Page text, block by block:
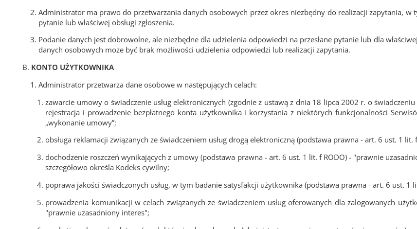
Administrator ma prawo do przetwarzania danych osobowych przez okres niezbędny do realizacji zapytania,
pytanie lub właściwej obsługi zgłoszenia.
Podanie danych jest dobrowolne, ale niezbędne dla udzielenia odpowiedzi na przesłane pytanie lub dla
danych osobowych może być brak możliwości udzielenia odpowiedzi lub realizacji zapytania.
KONTO UŻYTKOWNIKA
Administrator przetwarza dane osobowe w następujących celach:
zawarcie umowy o świadczenie usług elektronicznych (zgodnie z ustawą z dnia 18 lipca 2002 r. o
rejestracja i prowadzenie bezpłatnego konta użytkownika i korzystania z niektórych funkcjonalności
„wykonanie umowy”;
obsługa reklamacji związanych ze świadczeniem usług drogą elektroniczną (podstawa prawna - art. 6 ust. 1
dochodzenie roszczeń wynikających z umowy (podstawa prawna - art. 6 ust. 1 lit. f RODO) - "prawnie
szczegółowo określa Kodeks cywilny;
poprawa jakości świadczonych usług, w tym badanie satysfakcji użytkownika (podstawa prawna - art. 6 ust. 1
prowadzenia komunikacji w celach związanych ze świadczeniem usług oferowanych dla zalogowanych
"prawnie uzasadniony interes";